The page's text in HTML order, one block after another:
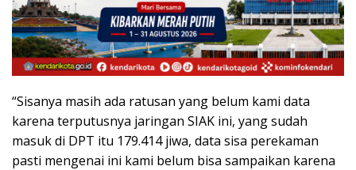
“Sisanya masih ada ratusan yang belum kami data
karena terputusnya jaringan SIAK ini, yang sudah
masuk di DPT itu 179.414 jiwa, data sisa perekaman
pasti mengenai ini kami belum bisa sampaikan karena